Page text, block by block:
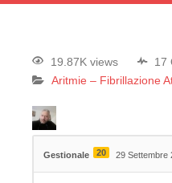
19.87K views
17
Aritmie – Fibrillazione
Gestionale 20 29 Settembre